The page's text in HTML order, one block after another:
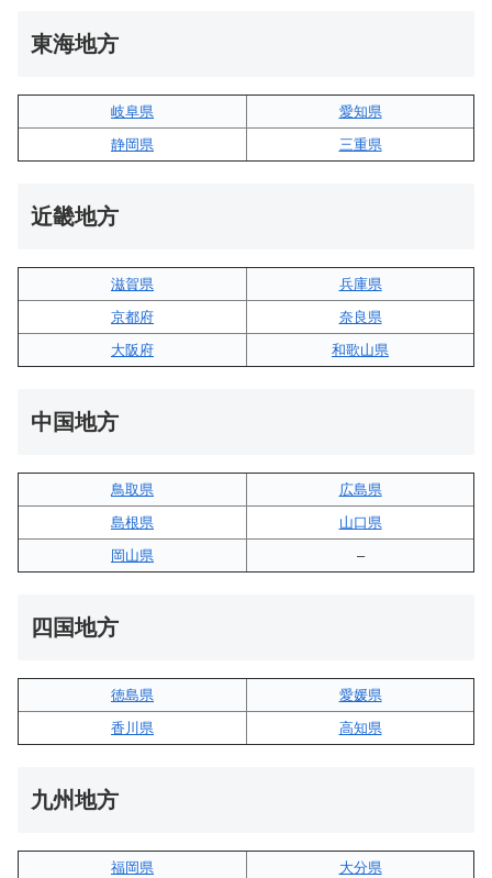
東海地方
岐阜県
愛知県
静岡県
三重県
近畿地方
滋賀県
兵庫県
京都府
奈良県
大阪府
和歌山県
中国地方
鳥取県
広島県
島根県
山口県
岡山県
–
四国地方
徳島県
愛媛県
香川県
高知県
九州地方
福岡県 大分県